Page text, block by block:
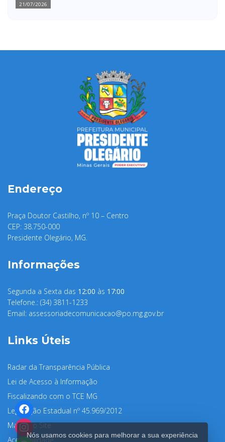
21/07/2026
Endereço
Praça Doutor Castilho, nº 10 – Centro
CEP: 38.750-000
Presidente Olegário, MG.
Informações
Segunda a Sexta das 12:00 às 17:00
Telefone.: (34) 3811-1233
Email: assessoriadecomunicacao@po.mg.gov.br
Links Úteis
Radar da Transparência Pública
Lei de Acesso à Informação
Fiscalizando com o TCE MG
Legislação Estadual nº 45.969/2012
Mapa do Site
Acessibilidade
Nós usamos cookies para melhorar a sua experiência